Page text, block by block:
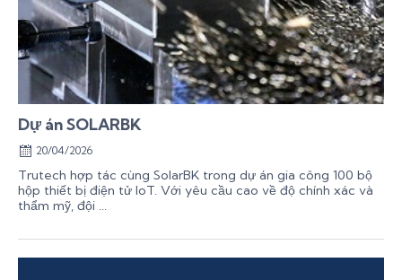
Dự án SOLARBK
20/04/2026
Trutech hợp tác cùng SolarBK trong dự án gia công 100 bộ
hộp thiết bị điện tử IoT. Với yêu cầu cao về độ chính xác và
thẩm mỹ, đội ...